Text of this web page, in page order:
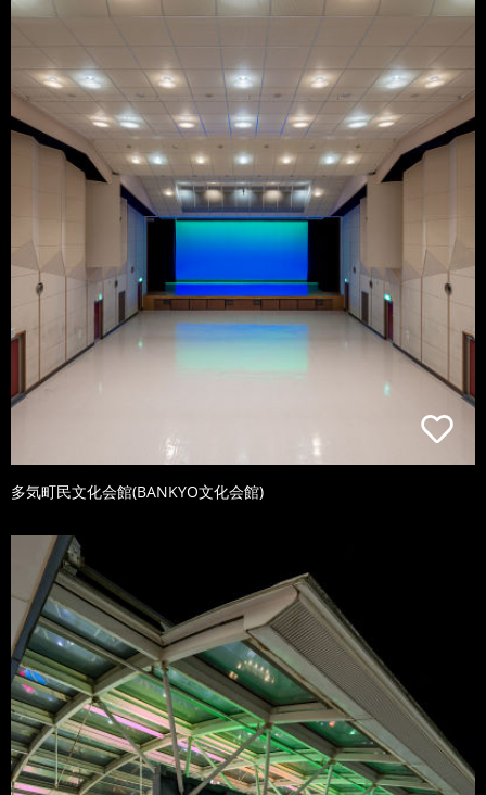
多気町民文化会館(BANKYO文化会館)